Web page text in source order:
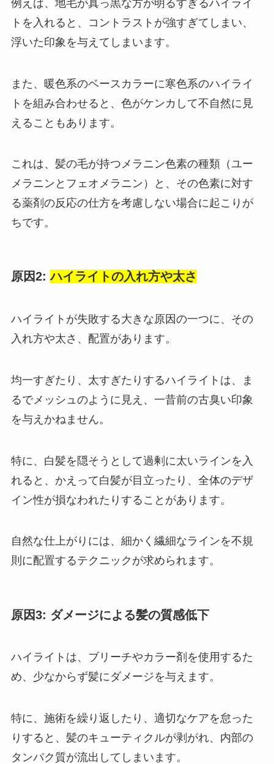
例えば、地毛が真っ黒な方が明るすぎるハイライ
トを入れると、コントラストが強すぎてしまい、
浮いた印象を与えてしまいます。
また、暖色系のベースカラーに寒色系のハイライ
トを組み合わせると、色がケンカして不自然に見
えることもあります。
これは、髪の毛が持つメラニン色素の種類（ユー
メラニンとフェオメラニン）と、その色素に対す
る薬剤の反応の仕方を考慮しない場合に起こりが
ちです。
原因2:ハイライトの入れ方や太さ
ハイライトが失敗する大きな原因の一つに、その
入れ方や太さ、配置があります。
均一すぎたり、太すぎたりするハイライトは、ま
るでメッシュのように見え、一昔前の古臭い印象
を与えかねません。
特に、白髪を隠そうとして過剰に太いラインを入
れると、かえって白髪が目立ったり、全体のデザ
イン性が損なわれたりすることがあります。
自然な仕上がりには、細かく繊細なラインを不規
則に配置するテクニックが求められます。
原因3: ダメージによる髪の質感低下
ハイライトは、ブリーチやカラー剤を使用するた
め、少なからず髪にダメージを与えます。
特に、施術を繰り返したり、適切なケアを怠った
りすると、髪のキューティクルが剥がれ、内部の
タンパク質が流出してしまいます。